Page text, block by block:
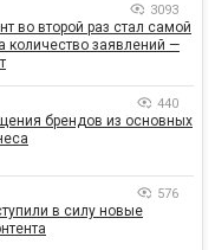
3093
во второй раз стал самой
количество заявлений —
440
брендов из основных
576
в силу новые